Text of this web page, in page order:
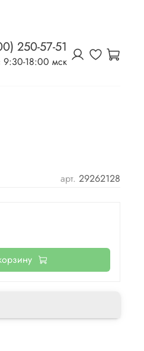
250-57-51
9:30-18:00 мск
арт. 29262128